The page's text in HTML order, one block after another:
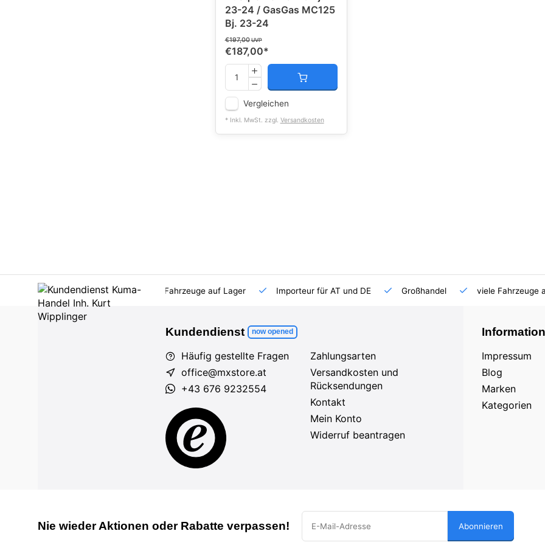
23-24 / GasGas MC125
Bj. 23-24
€197,00UVP
€187,00*
Vergleichen
* Inkl. MwSt. zzgl. Versandkosten
Großhandel viele Fahrzeuge auf Lager Importeur für AT und DE Großhandel viele Fahrzeuge
Kundendienst now opened
Häufig gestellte Fragen
office@mxstore.at
+43 676 9232554
Zahlungsarten
Versandkosten und
Rücksendungen
Kontakt
Mein Konto
Widerruf beantragen
Impressum
Blog
Marken
Kategorien
Nie wieder Aktionen oder Rabatte verpassen! Abonnieren